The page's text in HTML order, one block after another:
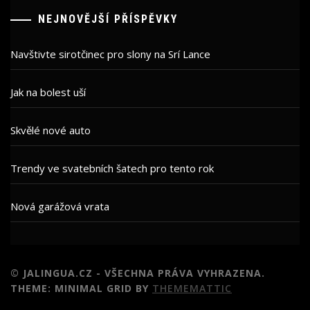
NEJNOVĚJŠÍ PŘÍSPĚVKY
Navštivte sirotčinec pro slony na Srí Lance
Jak na bolest uší
Skvělé nové auto
Trendy ve svatebních šatech pro tento rok
Nová garážová vrata
© JALINGUA.CZ - VŠECHNA PRÁVA VYHRAZENA.
THEME: MINIMAL GRID BY THEMEMATTIC